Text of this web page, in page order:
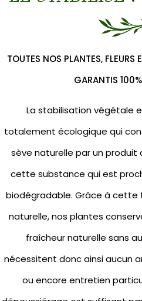
TOUTES NOS PLANTES, FLEURS
GARANTIS
La stabilisation végétale
totalement écologique qui
sève naturelle par un produit
cette substance qui est
biodégradable. Grâce à cette
naturelle, nos plantes
fraîcheur naturelle sans
nécessitent donc ainsi aucun
ou encore entretien